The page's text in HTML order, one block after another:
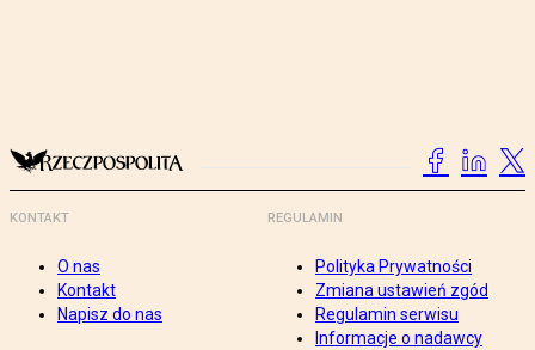
KONTAKT
O nas
Kontakt
Napisz do nas
REGULAMIN
Polityka Prywatności
Zmiana ustawień zgód
Regulamin serwisu
Informacje o nadawcy